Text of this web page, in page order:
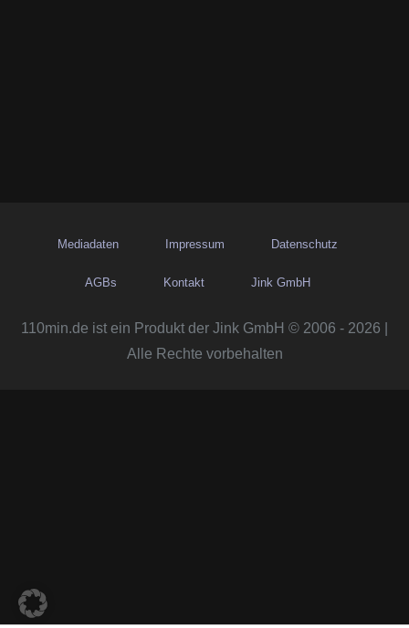
Mediadaten Impressum Datenschutz
AGBs Kontakt Jink GmbH
110min.de ist ein Produkt der Jink GmbH © 2006 - 2026 |
Alle Rechte vorbehalten